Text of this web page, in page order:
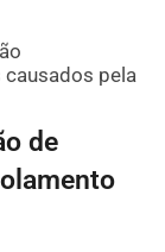
pela
de